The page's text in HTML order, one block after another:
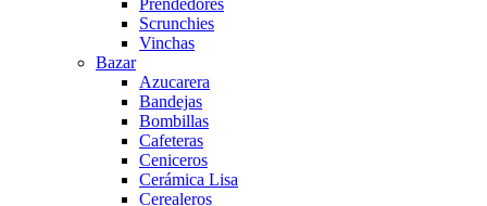
Prendedores
Scrunchies
Vinchas
Bazar
Azucarera
Bandejas
Bombillas
Cafeteras
Ceniceros
Cerámica Lisa
Cerealeros